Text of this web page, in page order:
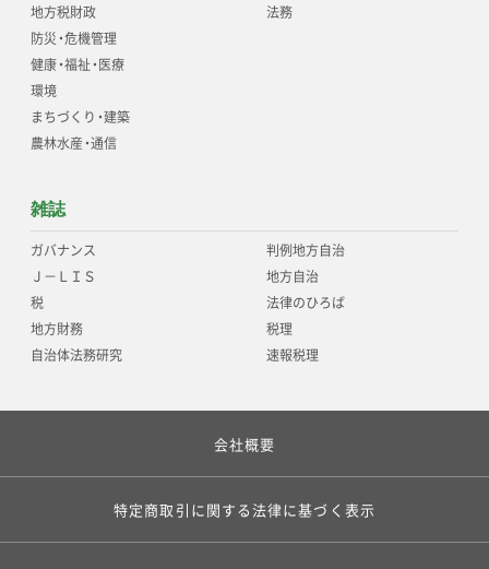
地方税財政
防災・危機管理
健康・福祉・医療
環境
まちづくり・建築
農林水産・通信
法務
雑誌
ガバナンス
Ｊ－ＬＩＳ
税
地方財務
自治体法務研究
判例地方自治
地方自治
法律のひろば
税理
速報税理
会社概要
特定商取引に関する法律に基づく表示